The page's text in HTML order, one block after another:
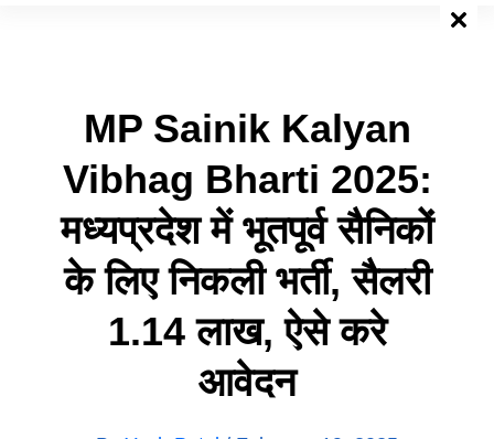
MP Sainik Kalyan
Vibhag Bharti 2025:
मध्यप्रदेश में भूतपूर्व सैनिकों
के लिए निकली भर्ती, सैलरी
1.14 लाख, ऐसे करे
आवेदन